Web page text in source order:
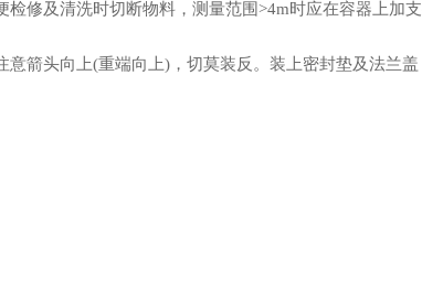
检修及清洗时切断物料，测量范围>4m时应在容器上加
箭头向上(重端向上)，切莫装反。装上密封垫及法兰